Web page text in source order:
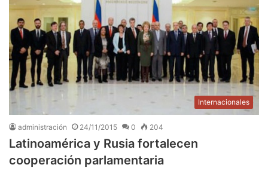
Internacionales
administración 24/11/2015 0 204
Latinoamérica y Rusia fortalecen
cooperación parlamentaria